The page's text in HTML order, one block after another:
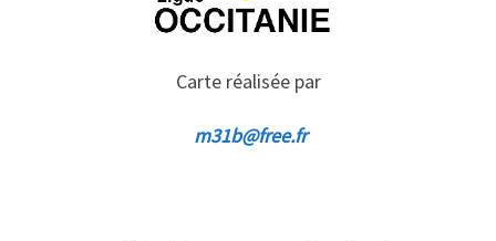
Carte réalisée par
m31b@free.fr